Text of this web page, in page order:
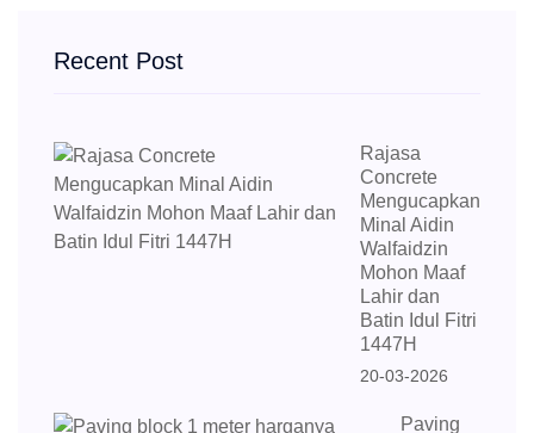
Recent Post
Rajasa
Concrete
Mengucapkan
Minal Aidin
Walfaidzin
Mohon Maaf
Lahir dan
Batin Idul Fitri
1447H
20-03-2026
Paving